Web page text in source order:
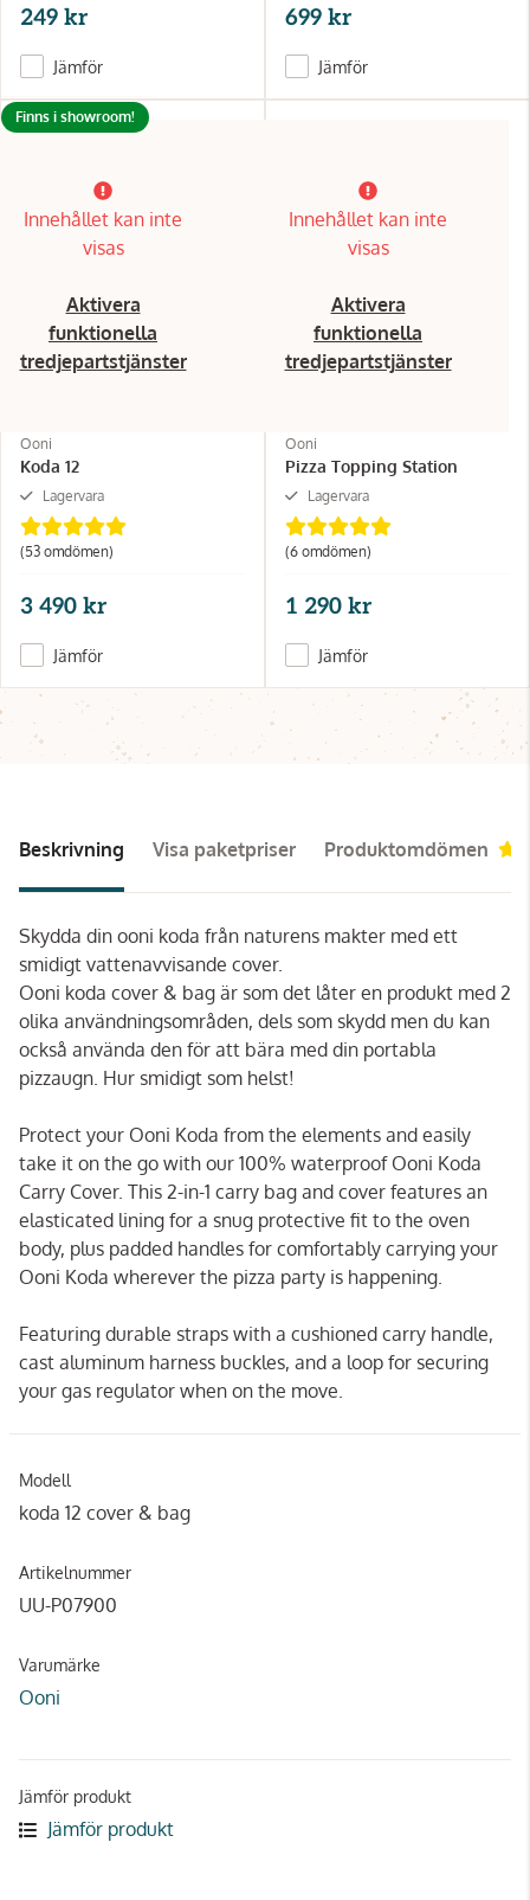
249 kr
Jämför
699 kr
Jämför
Innehållet kan inte
visas
Aktivera
funktionella
tredjepartstjänster
Ooni
Koda 12
Lagervara
(53 omdömen)
Finns i showroom!
3 490 kr
Jämför
Innehållet kan inte
visas
Aktivera
funktionella
tredjepartstjänster
Ooni
Pizza Topping Station
Lagervara
(6 omdömen)
1 290 kr
Jämför
Beskrivning Visa paketpriser Produktomdömen
Skydda din ooni koda från naturens makter med ett
smidigt vattenavvisande cover.
Ooni koda cover & bag är som det låter en produkt med 2
olika användningsområden, dels som skydd men du kan
också använda den för att bära med din portabla
pizzaugn. Hur smidigt som helst!
Protect your Ooni Koda from the elements and easily
take it on the go with our 100% waterproof Ooni Koda
Carry Cover. This 2-in-1 carry bag and cover features an
elasticated lining for a snug protective fit to the oven
body, plus padded handles for comfortably carrying your
Ooni Koda wherever the pizza party is happening.
Featuring durable straps with a cushioned carry handle,
cast aluminum harness buckles, and a loop for securing
your gas regulator when on the move.
Modell
koda 12 cover & bag
Artikelnummer
UU-P07900
Varumärke
Ooni
Jämför produkt
Jämför produkt